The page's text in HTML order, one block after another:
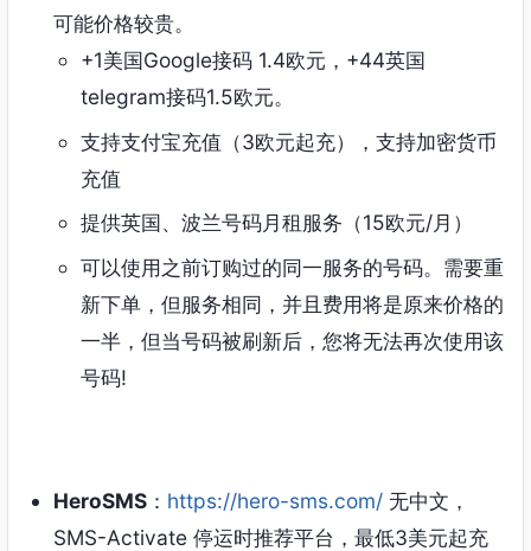
可能价格较贵。
+1美国Google接码 1.4欧元，+44英国
telegram接码1.5欧元。
支持支付宝充值（3欧元起充），支持加密货币
充值
提供英国、波兰号码月租服务（15欧元/月）
可以使用之前订购过的同一服务的号码。需要重
新下单，但服务相同，并且费用将是原来价格的
一半，但当号码被刷新后，您将无法再次使用该
号码!
HeroSMS ： https://hero-sms.com/ 无中文，
SMS-Activate 停运时推荐平台，最低3美元起充